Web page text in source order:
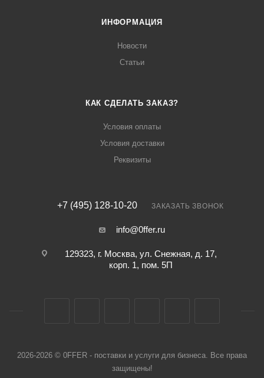
ИНФОРМАЦИЯ
Новости
Статьи
КАК СДЕЛАТЬ ЗАКАЗ?
Условия оплаты
Условия доставки
Реквизиты
+7 (495) 128-10-20 ЗАКАЗАТЬ ЗВОНОК
info@0ffer.ru
129323, г. Москва, ул. Снежная, д. 17,
корп. 1, пом. 5П
2026-2026 © 0FFER - поставки и услуги для бизнеса. Все права
защищены!